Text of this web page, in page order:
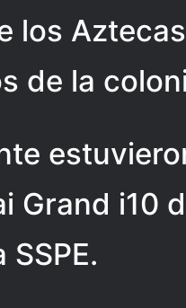
los
de la
Grand i10